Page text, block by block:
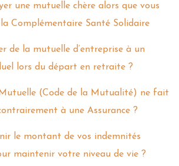
une mutuelle chère alors que vous
Complémentaire Santé Solidaire
de la mutuelle d’entreprise à un
lors du départ en retraite ?
(Code de la Mutualité) ne fait
à une Assurance ?
le montant de vos indemnités
maintenir votre niveau de vie ?